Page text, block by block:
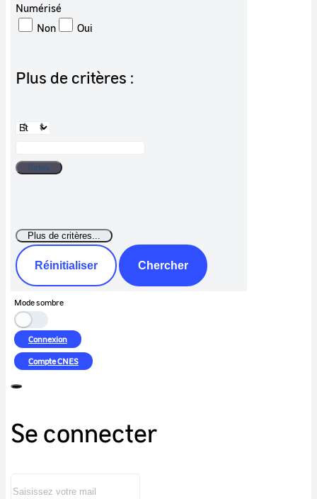
Numérisé
Non
Oui
Plus de critères :
Réinitialiser Chercher
Mode sombre
Connexion
CompteCNES
Se connecter